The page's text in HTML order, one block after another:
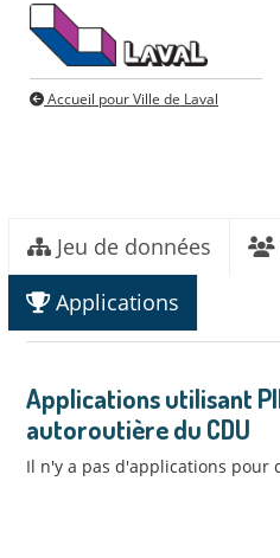
Accueil pour Ville de Laval
Jeu de données
Applications
Applications utilisant
autoroutière du CDU
Il n'y a pas d'applications pour